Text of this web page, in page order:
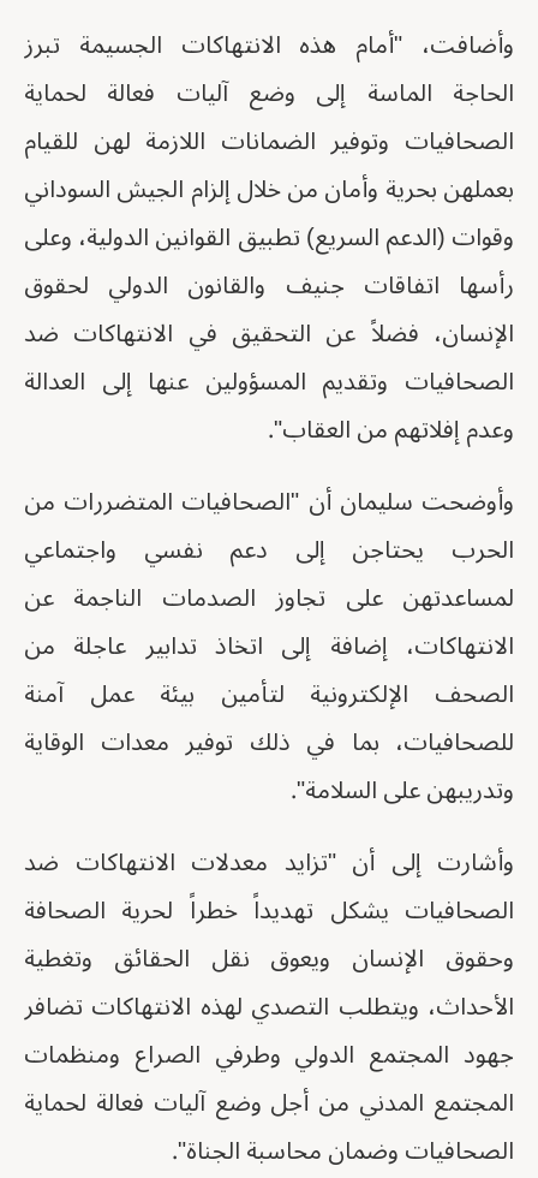
وأضافت، "أمام هذه الانتهاكات الجسيمة تبرز
الحاجة الماسة إلى وضع آليات فعالة لحماية
الصحافيات وتوفير الضمانات اللازمة لهن للقيام
بعملهن بحرية وأمان من خلال إلزام الجيش السوداني
وقوات (الدعم السريع) تطبيق القوانين الدولية، وعلى
رأسها اتفاقات جنيف والقانون الدولي لحقوق
الإنسان، فضلاً عن التحقيق في الانتهاكات ضد
الصحافيات وتقديم المسؤولين عنها إلى العدالة
وعدم إفلاتهم من العقاب".
وأوضحت سليمان أن "الصحافيات المتضررات من
الحرب يحتاجن إلى دعم نفسي واجتماعي
لمساعدتهن على تجاوز الصدمات الناجمة عن
الانتهاكات، إضافة إلى اتخاذ تدابير عاجلة من
الصحف الإلكترونية لتأمين بيئة عمل آمنة
للصحافيات، بما في ذلك توفير معدات الوقاية
وتدريبهن على السلامة".
وأشارت إلى أن "تزايد معدلات الانتهاكات ضد
الصحافيات يشكل تهديداً خطراً لحرية الصحافة
وحقوق الإنسان ويعوق نقل الحقائق وتغطية
الأحداث، ويتطلب التصدي لهذه الانتهاكات تضافر
جهود المجتمع الدولي وطرفي الصراع ومنظمات
المجتمع المدني من أجل وضع آليات فعالة لحماية
الصحافيات وضمان محاسبة الجناة".